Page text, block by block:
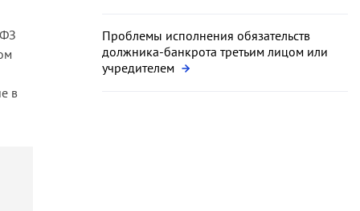
в
Проблемы исполнения обязательств
должника-банкрота третьим лицом или
учредителем